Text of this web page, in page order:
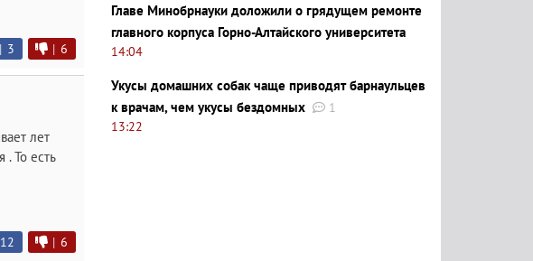
| 3 | 6
лет
. То есть
12 | 6
Главе Минобрнауки доложили о грядущем ремонте
главного корпуса Горно-Алтайского университета
14:04
Укусы домашних собак чаще приводят барнаульцев
к врачам, чем укусы бездомных
1
13:22